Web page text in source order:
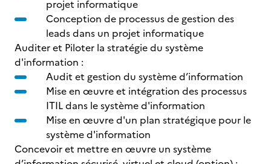
projet informatique
Conception de processus de gestion des
leads dans un projet informatique
Auditer et Piloter la stratégie du système
d'information :
Audit et gestion du système d’information
Mise en œuvre et intégration des processus
ITIL dans le système d'information
Mise en œuvre d'un plan stratégique pour le
système d'information
Concevoir et mettre en œuvre un système